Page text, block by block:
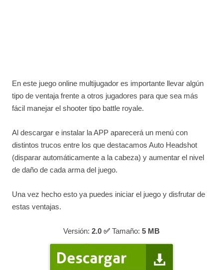
En este juego online multijugador es importante llevar algún
tipo de ventaja frente a otros jugadores para que sea más
fácil manejar el shooter tipo battle royale.
Al descargar e instalar la APP aparecerá un menú con
distintos trucos entre los que destacamos Auto Headshot
(disparar automáticamente a la cabeza) y aumentar el nivel
de daño de cada arma del juego.
Una vez hecho esto ya puedes iniciar el juego y disfrutar de
estas ventajas.
Versión: 2.0 ✅ Tamaño: 5 MB